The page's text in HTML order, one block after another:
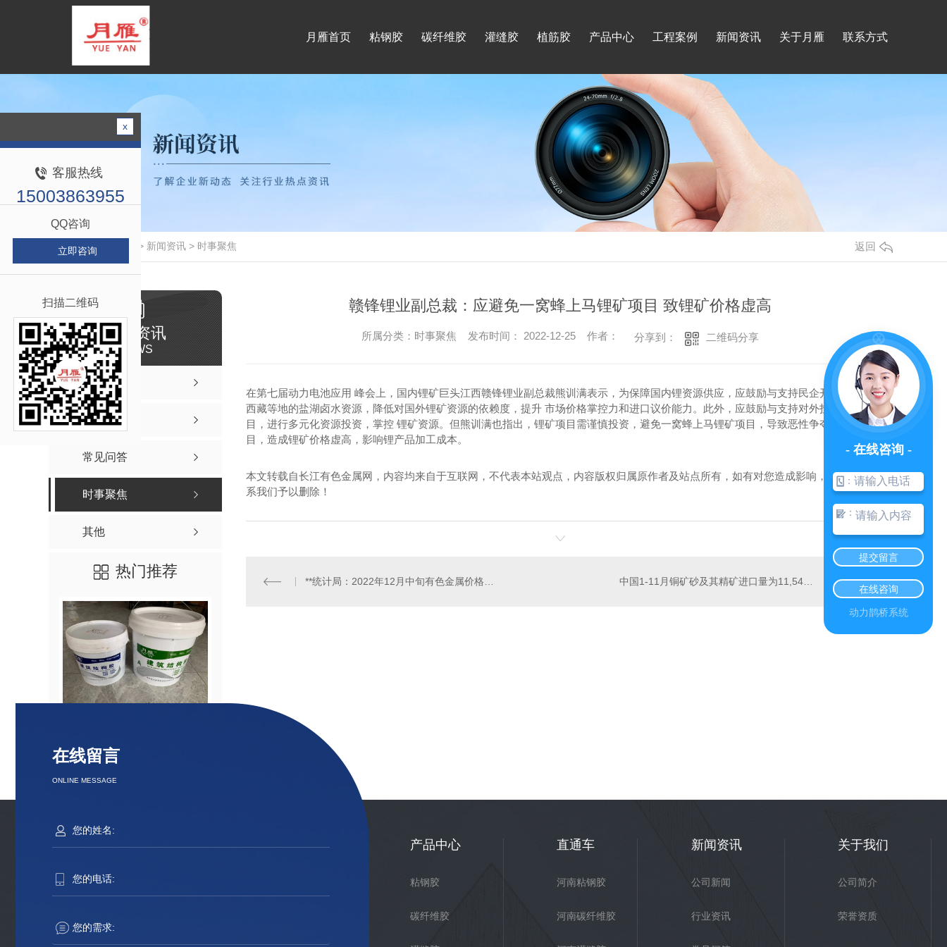
月雁首页 粘钢胶 碳纤维胶 灌缝胶 植筋胶 产品中心 工程案例 新闻资讯 关于月雁 联系方式
当前位置： > 新闻资讯 > 时事聚焦 返回
新闻资讯
NEWS
公司新闻
行业资讯
常见问答
时事聚焦
其他
热门推荐
河南碳纤维胶批发
赣锋锂业副总裁：应避免一窝蜂上马锂矿项目 致锂矿价格虚高
所属分类：时事聚焦 发布时间： 2022-12-25 作者： 分享到： 二维码分享
在第七届动力电池应用 峰会上，国内锂矿巨头江西赣锋锂业副总裁熊训满表示，为保障国内锂资源供应，应鼓励与支持民企开发青海、
西藏等地的盐湖卤水资源，降低对国外锂矿资源的依赖度，提升 市场价格掌控力和进口议价能力。此外，应鼓励与支持对外投资锂矿项
目，进行多元化资源投资，掌控 锂矿资源。但熊训满也指出，锂矿项目需谨慎投资，避免一窝蜂上马锂矿项目，导致恶性争夺锂矿项
目，造成锂矿价格虚高，影响锂产品加工成本。
本文转载自长江有色金属网，内容均来自于互联网，不代表本站观点，内容版权归属原作者及站点所有，如有对您造成影响，请及时联
系我们予以删除！
**统计局：2022年12月中旬有色金属价格下跌 中国1-11月铜矿砂及其精矿进口量为11,540万吨， 同期增长48.5%
在线留言
ONLINE MESSAGE
产品中心
粘钢胶
碳纤维胶
直通车
河南粘钢胶
河南碳纤维胶
新闻资讯
公司新闻
行业资讯
关于我们
公司简介
荣誉资质
x
客服热线
15003863955
QQ咨询
立即咨询
扫描二维码
- 在线咨询 -
：
：
提交留言
在线咨询
动力鹊桥系统